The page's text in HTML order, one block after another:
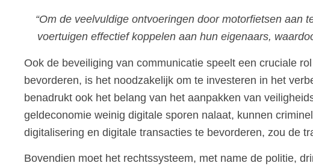
“Om de veelvuldige ontvoeringen door motorfietsen aan
voertuigen effectief koppelen aan hun eigenaars,
Ook de beveiliging van communicatie speelt een cruciale
bevorderen, is het noodzakelijk om te investeren in het
benadrukt ook het belang van het aanpakken van
geldeconomie weinig digitale sporen nalaat, kunnen
digitalisering en digitale transacties te bevorderen, zou de
Bovendien moet het rechtssysteem, met name de politie,